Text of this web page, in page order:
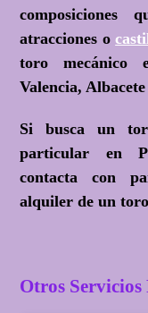
composiciones
atracciones o
toro mecánico
Valencia,
Si busca un
particular en
contacta con
alquiler de un
Otros Servicios